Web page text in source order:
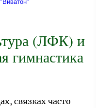
(ЛФК) и
гимнастика
связках часто